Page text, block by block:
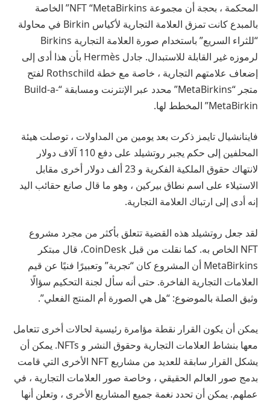
المحكمة ، بحجة أن مجموعة NFT “MetaBirkins” الخاصة
بالمبدع كانت تمزق العلامة التجارية لأكياس Birkin في محاولة
“للثراء السريع” باستخدام صورة العلامة التجارية Birkins
لرموزه غير القابلة للاستبدال. جادل Hermès بأن هذا أدى إلى
إضعاف علامتهم التجارية ، خاصة مع خطة Rothschild لفتح
متجر “MetaBirkins” محدد عبر الإنترنت ومسابقة “Build-a-
MetaBirkin” المخطط لها.
فاينانشيال تايمز ذكرت بعد يومين من المداولات ، توصلت هيئة
المحلفين إلى حكم يجبر روتشيلد على دفع 110 آلاف دولار
لانتهاك حقوق الملكية الفكرية و 23 ألف دولار أخرى مقابل
الاستيلاء على اسم نطاق بيركين ، وهو ما قال صانع حقائب اليد
إنه أدى إلى ارتباك العلامة التجارية.
لقد جعل روتشيلد هذه القضية تتعلق بأكثر من مجرد مشروع
NFT الخاص به. كما نقلت من قبل
CoinDesk، قال مبتكر
MetaBirkins أن المشروع كان “تجربة” وتعبيرًا فنيًا عن قيم
العلامات التجارية الفاخرة. حتى أنه سأل لجنة التحكيم سؤالًا
وثيق الصلة بالموضوع: “هل هي الصورة أم المنتج الفعلي”.
يمكن أن يكون القرار نقطة مؤامرة رئيسية لحالات أخرى تتعامل
معها بنشاط العلامات التجارية وحقوق النشر و NFTs
. يمكن أن
يشكل القرار سابقة للعديد من مشاريع NFT الأخرى التي قامت
بدمج صور العالم الحقيقي ، وخاصة صور العلامات التجارية ، في
عملهم. يمكن أن تحدد نغمة جميع المشاريع الأخرى ، وتعلن أنها